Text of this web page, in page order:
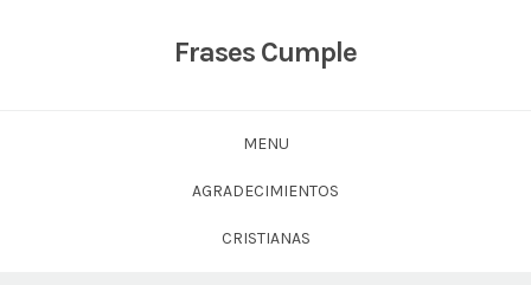
Frases Cumple
MENU
AGRADECIMIENTOS
CRISTIANAS